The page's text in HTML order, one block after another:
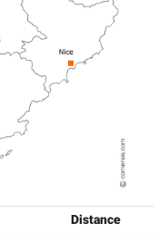
Distance